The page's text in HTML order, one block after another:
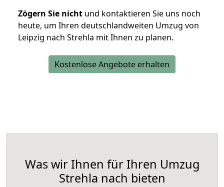
Zögern Sie nicht und kontaktieren Sie uns noch
heute, um Ihren deutschlandweiten Umzug von
Leipzig nach Strehla mit Ihnen zu planen.
Kostenlose Angebote erhalten
Was wir Ihnen für Ihren Umzug
Strehla nach bieten